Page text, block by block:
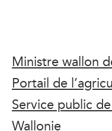
Ministre wallon
Portail de
Service public
Wallonie